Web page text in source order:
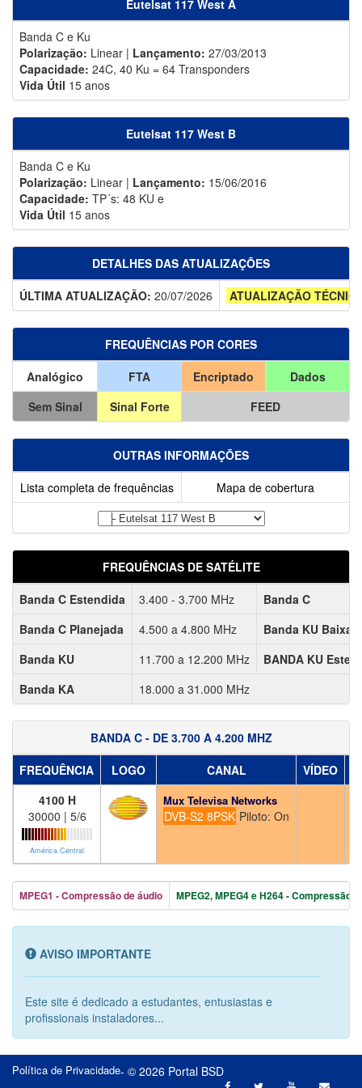
Eutelsat 117 West A
Banda C e Ku
Polarização: Linear | Lançamento: 27/03/2013
Capacidade: 24C, 40 Ku = 64 Transponders
Vida Útil 15 anos
Eutelsat 117 West B
Banda C e Ku
Polarização: Linear | Lançamento: 15/06/2016
Capacidade: TP´s: 48 KU e
Vida Útil 15 anos
DETALHES DAS ATUALIZAÇÕES
ÚLTIMA ATUALIZAÇÃO: 20/07/2026 ATUALIZAÇÃO
FREQUÊNCIAS POR CORES
Analógico
FTA Encriptado
Dados
Sem Sinal
Sinal Forte FEED
OUTRAS INFORMAÇÕES
Lista completa de frequências
Mapa de cobertura
FREQUÊNCIAS DE SATÉLITE
Banda C Estendida
3.400 - 3.700 MHz
Banda C
Banda C Planejada
4.500 a 4.800 MHz
Banda KU Baixa
Banda KU
11.700 a 12.200 MHz
BANDA KU
Banda KA
18.000 a 31.000 MHz
BANDA C - DE 3.700 A 4.200 MHZ
FREQUÊNCIA
LOGO CANAL VÍDEO
4100 H
30000 | 5/6
América Central
Mux Televisa Networks
DVB-S2 8PSK Piloto: On
MPEG1 - Compressão de áudio MPEG2, MPEG4 e H264 - Compressão
AVISO IMPORTANTE
Este site é dedicado a estudantes, entusiastas e
profissionais instaladores...
Política de Privacidade- © 2026 Portal BSD